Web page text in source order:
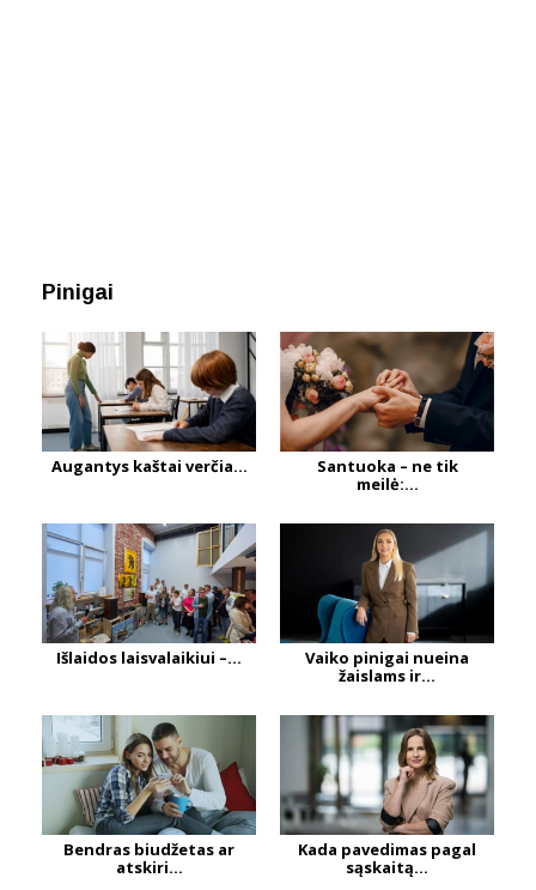
Pinigai
Augantys kaštai verčia...
Santuoka – ne tik
meilė:...
Išlaidos laisvalaikiui –...
Vaiko pinigai nueina
žaislams ir...
Bendras biudžetas ar
atskiri...
Kada pavedimas pagal
sąskaitą...